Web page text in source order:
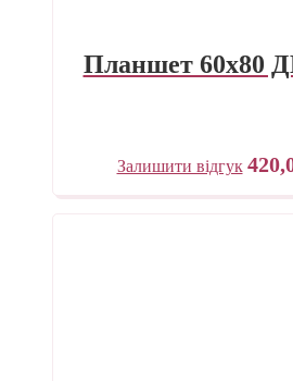
Планшет 60х80
Залишити відгук